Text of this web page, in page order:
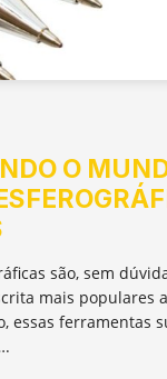
O
são, sem
mais populares
essas ferramentas